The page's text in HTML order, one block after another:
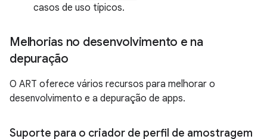
casos de uso típicos.
Melhorias no desenvolvimento e na
depuração
O ART oferece vários recursos para melhorar o
desenvolvimento e a depuração de apps.
Suporte para o criador de perfil de amostragem